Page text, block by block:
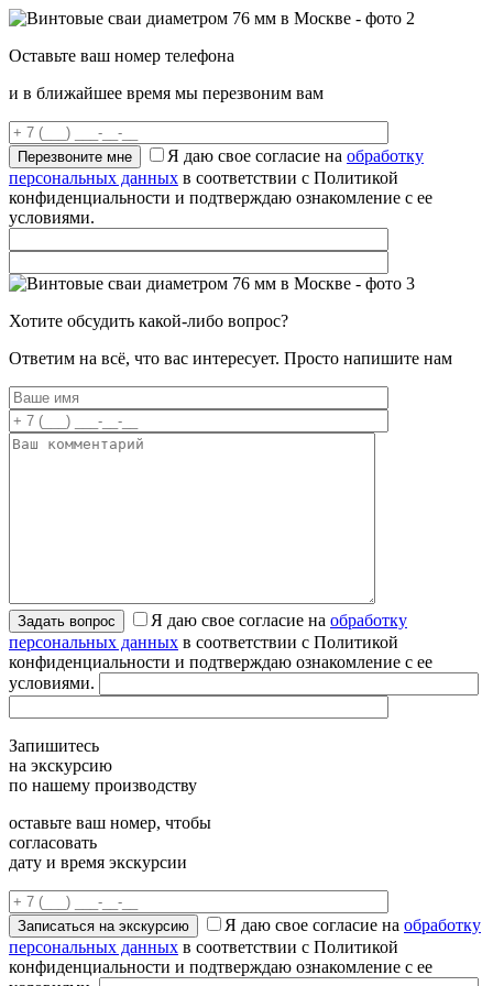
Оставьте ваш номер телефона
и в ближайшее время мы перезвоним вам
Я даю свое согласие на обработку
персональных данных в соответствии с Политикой
конфиденциальности и подтверждаю ознакомление с ее
условиями.
Хотите обсудить какой-либо вопрос?
Ответим на всё, что вас интересует. Просто напишите нам
Я даю свое согласие на обработку
персональных данных в соответствии с Политикой
конфиденциальности и подтверждаю ознакомление с ее
условиями.
Запишитесь
на экскурсию
по нашему производству
оставьте ваш номер, чтобы
согласовать
дату и время экскурсии
Я даю свое согласие на обработку
персональных данных в соответствии с Политикой
конфиденциальности и подтверждаю ознакомление с ее